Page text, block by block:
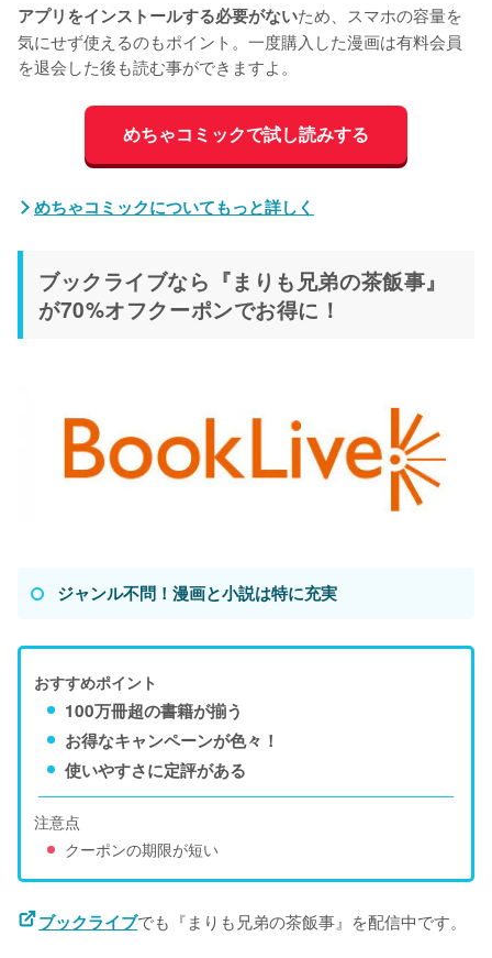
アプリをインストールする必要がないため、スマホの容量を
気にせず使えるのもポイント。一度購入した漫画は有料会員
を退会した後も読む事ができますよ。
めちゃコミックで試し読みする
めちゃコミックについてもっと詳しく
ブックライブなら『まりも兄弟の茶飯事』
が70%オフクーポンでお得に！
ジャンル不問！漫画と小説は特に充実
おすすめポイント
100万冊超の書籍が揃う
お得なキャンペーンが色々！
使いやすさに定評がある
注意点
クーポンの期限が短い
ブックライブでも『まりも兄弟の茶飯事』を配信中です。